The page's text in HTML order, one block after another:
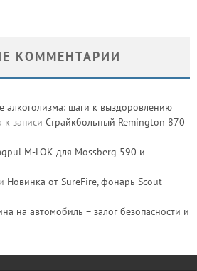
КОММЕНТАРИИ
алкоголизма: шаги к выздоровлению
к записи Страйкбольный Remington 870
M-LOK для Mossberg 590 и
Новинка от SureFire, фонарь Scout
на автомобиль – залог безопасности и